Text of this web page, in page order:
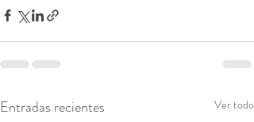
Entradas recientes Ver todo